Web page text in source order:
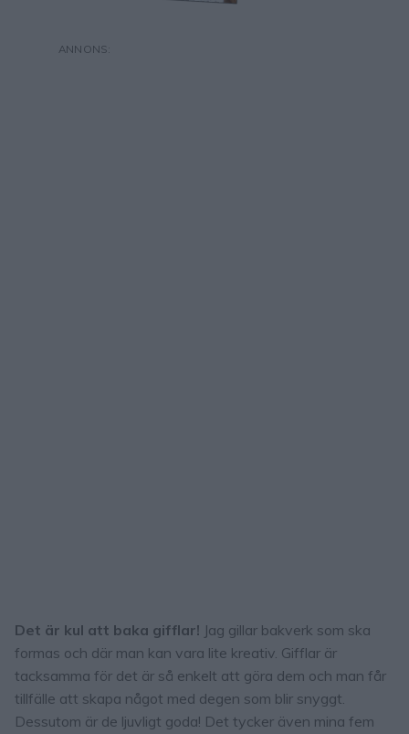
Det är kul att baka gifflar! Jag gillar bakverk som ska
formas och där man kan vara lite kreativ. Gifflar är
tacksamma för det är så enkelt att göra dem och man får
tillfälle att skapa något med degen som blir snyggt.
Dessutom är de ljuvligt goda! Det tycker även mina fem